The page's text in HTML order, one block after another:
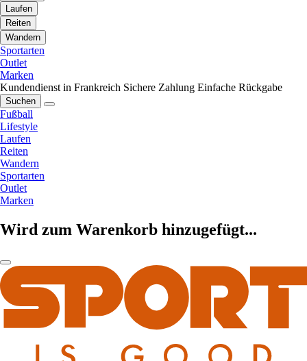
Laufen
Reiten
Wandern
Sportarten
Outlet
Marken
Kundendienst in Frankreich Sichere Zahlung Einfache Rückgabe
Suchen
Fußball
Lifestyle
Laufen
Reiten
Wandern
Sportarten
Outlet
Marken
Wird zum Warenkorb hinzugefügt...